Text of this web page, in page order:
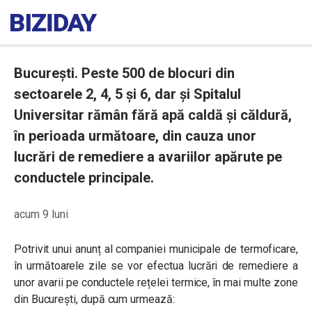
București. Peste 500 de blocuri din
sectoarele 2, 4, 5 și 6, dar și Spitalul
Universitar rămân fără apă caldă și căldură,
în perioada următoare, din cauza unor
lucrări de remediere a avariilor apărute pe
conductele principale.
acum 9 luni
Potrivit unui anunț al companiei municipale de termoficare,
în următoarele zile se vor efectua lucrări de remediere a
unor avarii pe conductele rețelei termice, în mai multe zone
din București, după cum urmează: